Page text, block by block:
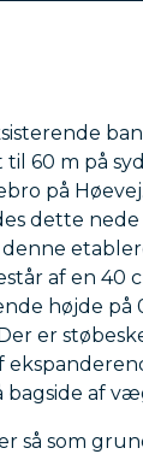
60 m på
på
dette nede
af en 40
højde på
er
bagside af
så som